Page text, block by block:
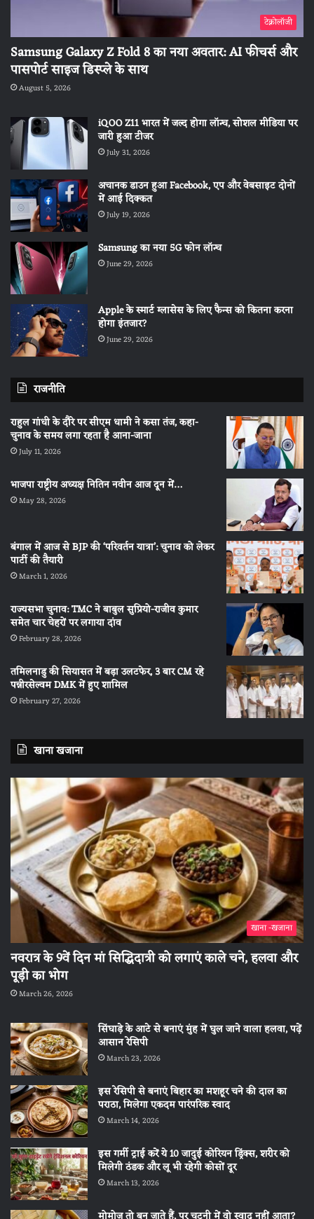
टेक्नोलॉजी
Samsung Galaxy Z Fold 8 का नया अवतार: AI फीचर्स और
पासपोर्ट साइज डिस्प्ले के साथ
August 5, 2026
iQOO Z11 भारत में जल्द होगा लॉन्च, सोशल मीडिया पर
जारी हुआ टीजर
July 31, 2026
अचानक डाउन हुआ Facebook, एप और वेबसाइट दोनों
में आई दिक्कत
July 19, 2026
Samsung का नया 5G फोन लॉन्च
June 29, 2026
Apple के स्मार्ट ग्लासेस के लिए फैन्स को कितना करना
होगा इंतजार?
June 29, 2026
राजनीति
राहुल गांधी के दौरे पर सीएम धामी ने कसा तंज, कहा-
चुनाव के समय लगा रहता है आना-जाना
July 11, 2026
भाजपा राष्ट्रीय अध्यक्ष नितिन नवीन आज दून में…
May 28, 2026
बंगाल में आज से BJP की ‘परिवर्तन यात्रा’: चुनाव को लेकर
पार्टी की तैयारी
March 1, 2026
राज्यसभा चुनाव: TMC ने बाबुल सुप्रियो-राजीव कुमार
समेत चार चेहरों पर लगाया दांव
February 28, 2026
तमिलनाडु की सियासत में बड़ा उलटफेर, 3 बार CM रहे
पन्नीरसेल्वम DMK में हुए शामिल
February 27, 2026
खाना खजाना
खाना -खजाना
नवरात्र के 9वें दिन मां सिद्धिदात्री को लगाएं काले चने, हलवा और
पूड़ी का भोग
March 26, 2026
सिंघाड़े के आटे से बनाएं मुंह में घुल जाने वाला हलवा, पढ़ें
आसान रेसिपी
March 23, 2026
इस रेसिपी से बनाएं बिहार का मशहूर चने की दाल का
पराठा, मिलेगा एकदम पारंपरिक स्वाद
March 14, 2026
इस गर्मी ट्राई करें ये 10 जादुई कोरियन ड्रिंक्स, शरीर को
मिलेगी ठंडक और लू भी रहेगी कोसों दूर
March 13, 2026